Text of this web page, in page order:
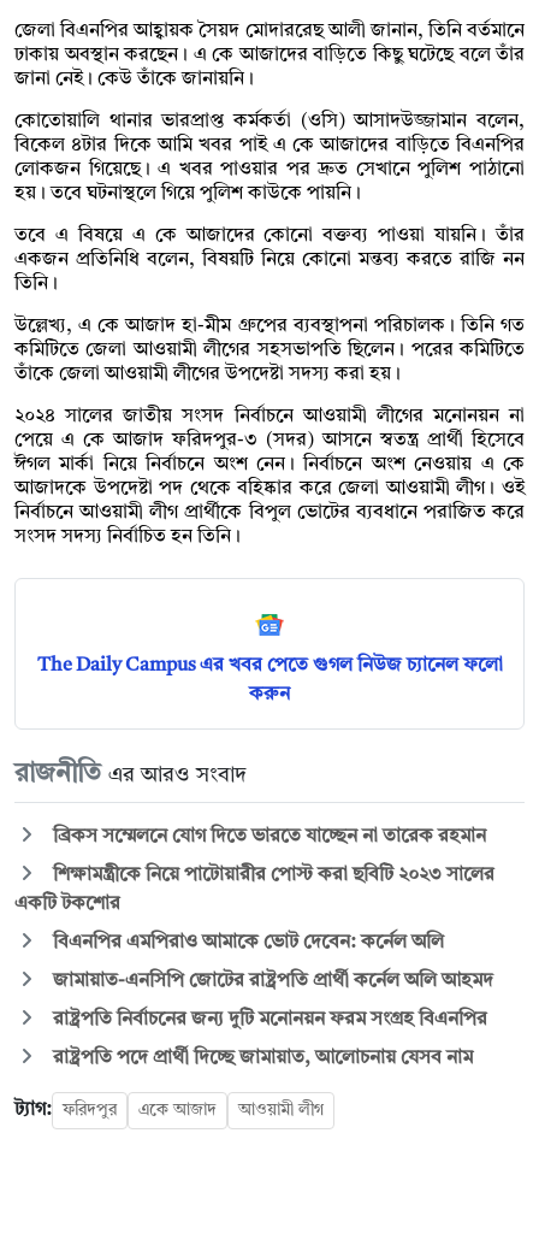
জেলা বিএনপির আহ্বায়ক সৈয়দ মোদাররেছ আলী জানান, তিনি বর্তমানে
ঢাকায় অবস্থান করছেন। এ কে আজাদের বাড়িতে কিছু ঘটেছে বলে তাঁর
জানা নেই। কেউ তাঁকে জানায়নি।
কোতোয়ালি থানার ভারপ্রাপ্ত কর্মকর্তা (ওসি) আসাদউজ্জামান বলেন,
বিকেল ৪টার দিকে আমি খবর পাই এ কে আজাদের বাড়িতে বিএনপির
লোকজন গিয়েছে। এ খবর পাওয়ার পর দ্রুত সেখানে পুলিশ পাঠানো
হয়। তবে ঘটনাস্থলে গিয়ে পুলিশ কাউকে পায়নি।
তবে এ বিষয়ে এ কে আজাদের কোনো বক্তব্য পাওয়া যায়নি। তাঁর
একজন প্রতিনিধি বলেন, বিষয়টি নিয়ে কোনো মন্তব্য করতে রাজি নন
তিনি।
উল্লেখ্য, এ কে আজাদ হা-মীম গ্রুপের ব্যবস্থাপনা পরিচালক। তিনি গত
কমিটিতে জেলা আওয়ামী লীগের সহসভাপতি ছিলেন। পরের কমিটিতে
তাঁকে জেলা আওয়ামী লীগের উপদেষ্টা সদস্য করা হয়।
২০২৪ সালের জাতীয় সংসদ নির্বাচনে আওয়ামী লীগের মনোনয়ন না
পেয়ে এ কে আজাদ ফরিদপুর-৩ (সদর) আসনে স্বতন্ত্র প্রার্থী হিসেবে
ঈগল মার্কা নিয়ে নির্বাচনে অংশ নেন। নির্বাচনে অংশ নেওয়ায় এ কে
আজাদকে উপদেষ্টা পদ থেকে বহিষ্কার করে জেলা আওয়ামী লীগ। ওই
নির্বাচনে আওয়ামী লীগ প্রার্থীকে বিপুল ভোটের ব্যবধানে পরাজিত করে
সংসদ সদস্য নির্বাচিত হন তিনি।
The Daily Campus এর খবর পেতে গুগল নিউজ চ্যানেল ফলো
করুন
রাজনীতি এর আরও সংবাদ
ব্রিকস সম্মেলনে যোগ দিতে ভারতে যাচ্ছেন না তারেক রহমান
শিক্ষামন্ত্রীকে নিয়ে পাটোয়ারীর পোস্ট করা ছবিটি ২০২৩ সালের
একটি টকশোর
বিএনপির এমপিরাও আমাকে ভোট দেবেন: কর্নেল অলি
জামায়াত-এনসিপি জোটের রাষ্ট্রপতি প্রার্থী কর্নেল অলি আহমদ
রাষ্ট্রপতি নির্বাচনের জন্য দুটি মনোনয়ন ফরম সংগ্রহ বিএনপির
রাষ্ট্রপতি পদে প্রার্থী দিচ্ছে জামায়াত, আলোচনায় যেসব নাম
ট্যাগ: ফরিদপুর একে আজাদ আওয়ামী লীগ